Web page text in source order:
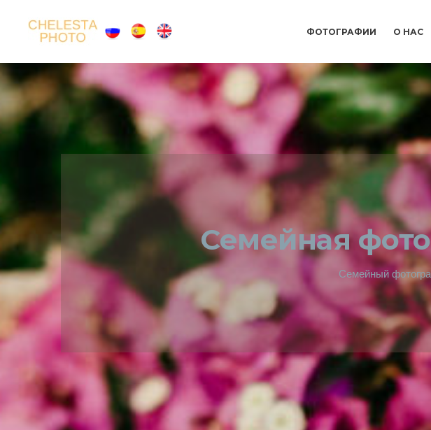
ФОТОГРАФИИ О НАС
Семейная
Семейный